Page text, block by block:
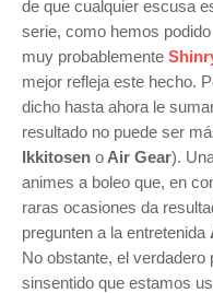
de que cualquier escusa
serie, como hemos
muy probablemente
mejor refleja este hecho.
dicho hasta ahora le
resultado no puede ser
Ikkitosen o Air Gear).
animes a boleo que, en
raras ocasiones da
pregunten a la entretenida
No obstante, el
sinsentido que estamos